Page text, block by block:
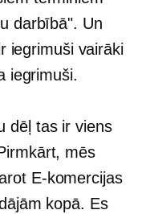
darbībā". Un
iegrimuši vairāki
iegrimuši.
dēļ tas ir viens
mēs
E-komercijas
kopā. Es